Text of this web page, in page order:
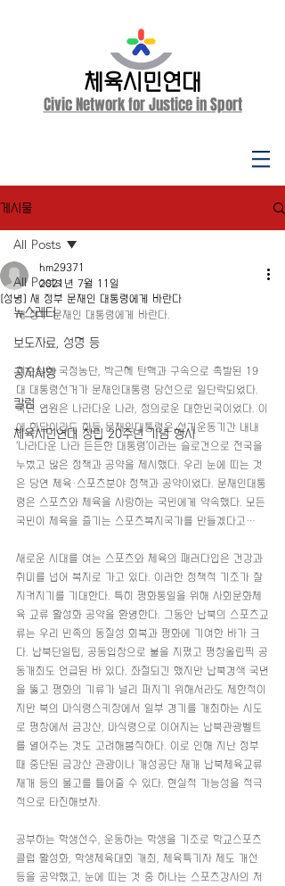
체육시민연대
Civic Network for Justice in Sport
게시물
All Posts
뉴스레터
보도자료, 성명 등
공지사항
칼럼
체육시민연대 창립 20주년 기념 행사
All Posts
[성명] 새 정부 문재인 대통령에게 바란다
hm29371
2021년 7월 11일
새 정부 문재인 대통령에게 바란다.
최순실의 국정농단, 박근혜 탄핵과 구속으로 촉발된 19
대 대통령선거가 문재인대통령 당선으로 일단락되었다.
국민 염원은 나라다운 나라, 정의로운 대한민국이었다. 이
에 화답이라도 하듯 문재인대통령은 선거운동기간 내내
‘나라다운 나라 든든한 대통령’이라는 슬로건으로 전국을
누볐고 많은 정책과 공약을 제시했다. 우리 눈에 띠는 것
은 당연 체육·스포츠분야 정책과 공약이었다. 문재인대통
령은 스포츠와 체육을 사랑하는 국민에게 약속했다. 모든
국민이 체육을 즐기는 스포츠복지국가를 만들겠다고…
새로운 시대를 여는 스포츠와 체육의 패러다임은 건강과
취미를 넘어 복지로 가고 있다. 이러한 정책적 기조가 잘
지켜지기를 기대한다. 특히 평화통일을 위해 사회문화체
육 교류 활성화 공약을 환영한다. 그동안 남북의 스포츠교
류는 우리 민족의 동질성 회복과 평화에 기여한 바가 크
다. 남북단일팀, 공동입장으로 불을 지폈고 평창올림픽 공
동개최도 언급된 바 있다. 좌절되긴 했지만 남북경색 국면
을 뚫고 평화의 기류가 널리 퍼지기 위해서라도 제한적이
지만 북의 마식령스키장에서 일부 경기를 개최하는 시도
로 평창에서 금강산, 마식령으로 이어지는 남북관광벨트
를 열어주는 것도 고려해봄직하다. 이로 인해 지난 정부
때 중단된 금강산 관광이나 개성공단 재개 남북체육교류
재개 등의 물고를 틀어줄 수 있다. 현실적 가능성을 적극
적으로 타진해보자.
공부하는 학생선수, 운동하는 학생을 기조로 학교스포츠
클럽 활성화, 학생체육대회 개최, 체육특기자 제도 개선
등을 공약했고, 눈에 띠는 것 중 하나는 스포츠강사의 처